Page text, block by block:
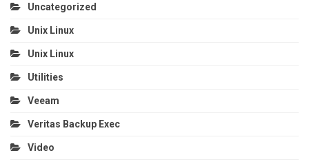
Uncategorized
Unix Linux
Unix Linux
Utilities
Veeam
Veritas Backup Exec
Video